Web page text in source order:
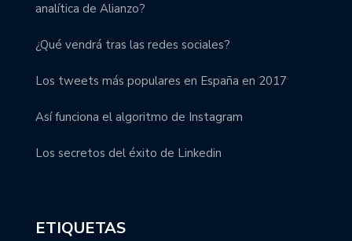
analítica de Alianzo?
¿Qué vendrá tras las redes sociales?
Los tweets más populares en España en 2017
Así funciona el algoritmo de Instagram
Los secretos del éxito de Linkedin
ETIQUETAS